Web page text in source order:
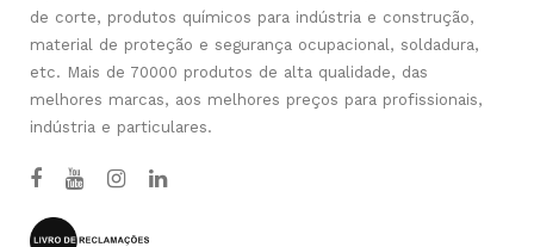
de corte, produtos químicos para indústria e construção,
material de proteção e segurança ocupacional, soldadura,
etc. Mais de 70000 produtos de alta qualidade, das
melhores marcas, aos melhores preços para profissionais,
indústria e particulares.